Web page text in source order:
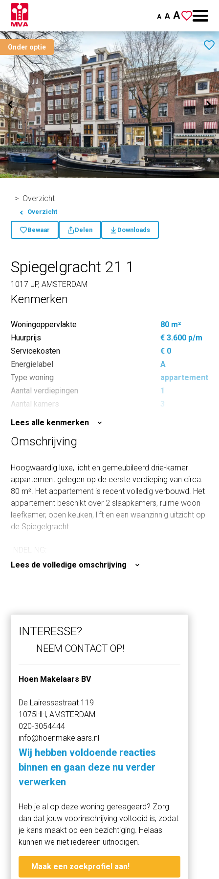
A A A
Onder optie
Overzicht
Overzicht
Bewaar Delen Downloads
Spiegelgracht 21 1
1017 JP, AMSTERDAM
Kenmerken
Woningoppervlakte
80 m²
Huurprijs
€ 3.600 p/m
Servicekosten
€ 0
Energielabel
A
Type woning
appartement
Aantal verdiepingen
1
Aantal kamers
3
Aantal slaapkamers
Lees alle kenmerken
Omschrijving
Hoogwaardig luxe, licht en gemeubileerd drie-kamer
appartement gelegen op de eerste verdieping van circa.
80 m². Het appartement is recent volledig verbouwd. Het
appartement beschikt over 2 slaapkamers, ruime woon-
leefkamer, open keuken, lift en een waanzinnig uitzicht op
de Spiegelgracht.
INDELING:
De gemeenschappelijke entree bevindt zich op de
oven, inductiekookplaat, vaatwasser en koel-
vriescombinatie. Tevens biedt het appartement een
appartement bevinden zich twee ruime slaapkamers. De
inloopdouche en wastafel. De masterbedroom beschikt
over een ligbad.
De woning is voorzien van prachtige visgraatvloer met
vloerverwarming. De badkamers, het toilet en de
wasruimte zijn afgewerkt met prachtige tegels met een
minimale voegmaat. De woning is geheel vernieuwd en
voorzien van nieuwe installaties voor water, gas, elektra
BIJZONDERHEDEN
- Volledig gemeubileerd
- Minimale huurperiode 1 jaar, onbepaalde tijd
- Start huurperiode: Per 1 juli 2026
- Huurprijs: € 3.600 per maand excl. g/w/l
Lees de volledige omschrijving
INTERESSE?
NEEM CONTACT OP!
Hoen Makelaars BV
De Lairessestraat 119
1075HH, AMSTERDAM
020-3054444
info@hoenmakelaars.nl
Wij hebben voldoende reacties
binnen en gaan deze nu verder
verwerken
Heb je al op deze woning gereageerd? Zorg
dan dat jouw voorinschrijving voltooid is, zodat
je kans maakt op een bezichtiging. Helaas
kunnen we niet iedereen uitnodigen.
Maak een zoekprofiel aan!